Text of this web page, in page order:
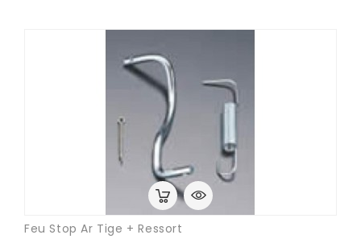
Feu Stop Ar Tige + Ressort